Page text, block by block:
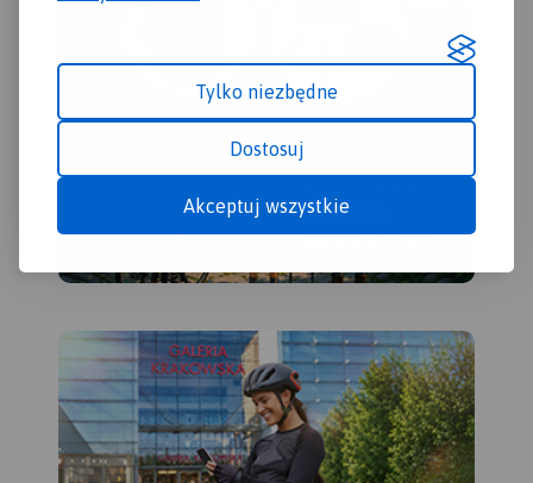
Tylko niezbędne
Dostosuj
Akceptuj wszystkie
widokowe, schroniska i inne
obiekty noclegowe, a także
pozostałe informacje
niezbędne turyście podczas